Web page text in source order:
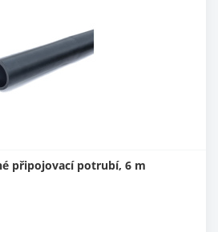
připojovací potrubí, 6 m